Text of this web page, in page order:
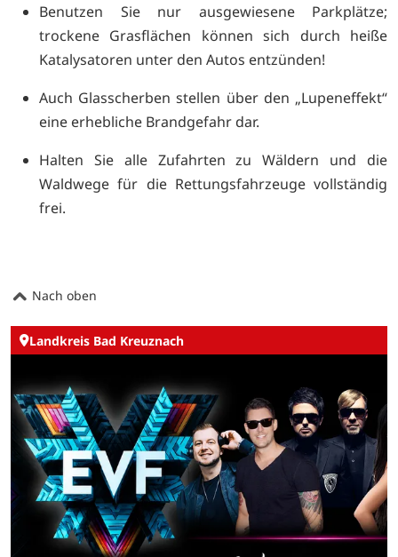
Benutzen Sie nur ausgewiesene Parkplätze;
trockene Grasflächen können sich durch heiße
Katalysatoren unter den Autos entzünden!
Auch Glasscherben stellen über den „Lupeneffekt“
eine erhebliche Brandgefahr dar.
Halten Sie alle Zufahrten zu Wäldern und die
Waldwege für die Rettungsfahrzeuge vollständig
frei.
Nach oben
Landkreis Bad Kreuznach